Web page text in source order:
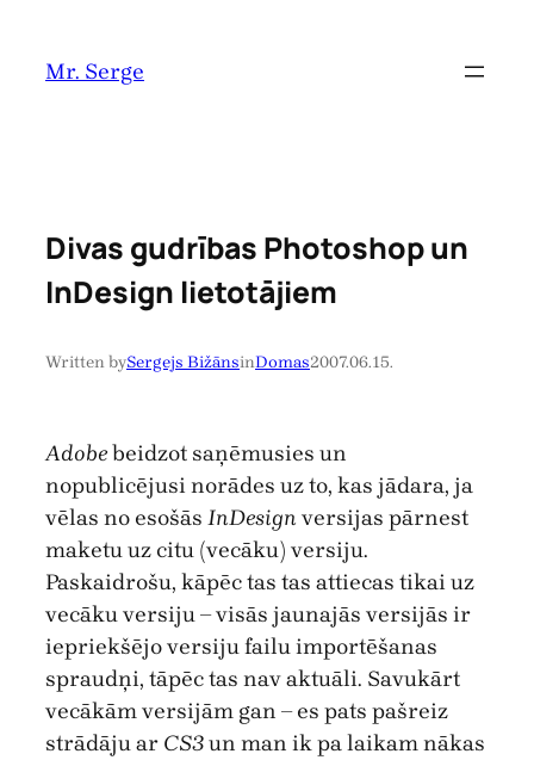
saturu
Mr. Serge
Divas gudrības Photoshop un
InDesign lietotājiem
Written bySergejs BižānsinDomas2007.06.15.
Adobebeidzot saņēmusies un
nopublicējusi norādes uz to, kas jādara, ja
vēlas no esošās InDesign versijas pārnest
maketu uz citu (vecāku) versiju.
Paskaidrošu, kāpēc tas tas attiecas tikai uz
vecāku versiju – visās jaunajās versijās ir
iepriekšējo versiju failu importēšanas
spraudņi, tāpēc tas nav aktuāli. Savukārt
vecākām versijām gan – es pats pašreiz
strādāju ar CS3un man ik pa laikam nākas